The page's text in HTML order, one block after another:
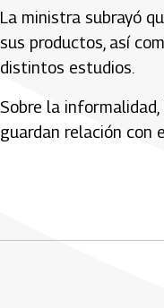
La ministra subrayó
sus productos, así
distintos estudios.
Sobre la
guardan relación con